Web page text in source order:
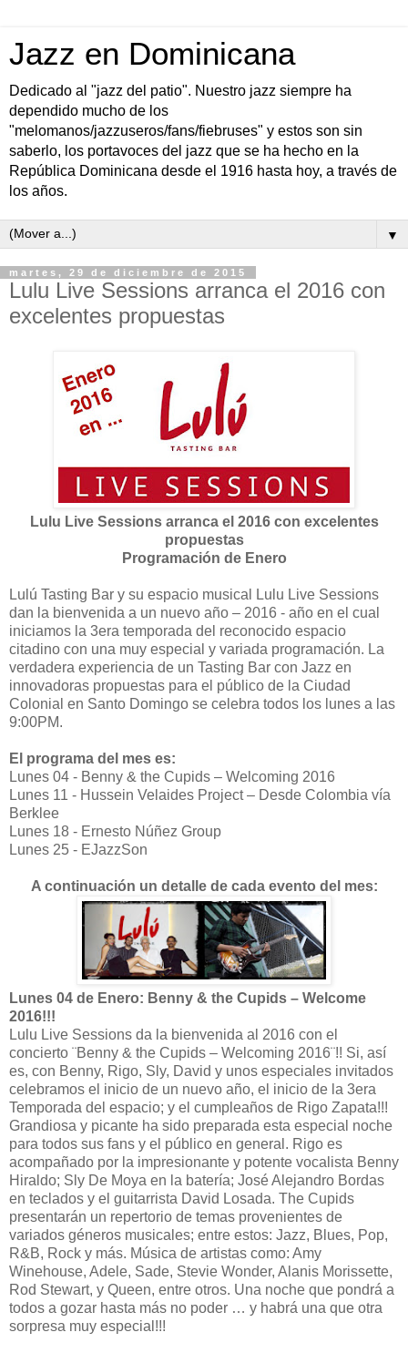
Jazz en Dominicana
Dedicado al "jazz del patio". Nuestro jazz siempre ha
dependido mucho de los
"melomanos/jazzuseros/fans/fiebruses" y estos son sin
saberlo, los portavoces del jazz que se ha hecho en la
República Dominicana desde el 1916 hasta hoy, a través de
los años.
▼
martes, 29 de diciembre de 2015
Lulu Live Sessions arranca el 2016 con
excelentes propuestas
Lulu Live Sessions arranca el 2016 con excelentes
propuestas
Programación de Enero
Lulú Tasting Bar y su espacio musical Lulu Live Sessions
dan la bienvenida a un nuevo año – 2016 - año en el cual
iniciamos la 3era temporada del reconocido espacio
citadino con una muy especial y variada programación. La
verdadera experiencia de un Tasting Bar con Jazz en
innovadoras propuestas para el público de la Ciudad
Colonial en Santo Domingo se celebra todos los lunes a las
9:00PM.
El programa del mes es:
Lunes 04 - Benny & the Cupids – Welcoming 2016
Lunes 11 - Hussein Velaides Project – Desde Colombia vía
Berklee
Lunes 18 - Ernesto Núñez Group
Lunes 25 - EJazzSon
A continuación un detalle de cada evento del mes:
Lunes 04 de Enero: Benny & the Cupids – Welcome
2016!!!
Lulu Live Sessions da la bienvenida al 2016 con el
concierto ¨Benny & the Cupids – Welcoming 2016¨!! Si, así
es, con Benny, Rigo, Sly, David y unos especiales invitados
celebramos el inicio de un nuevo año, el inicio de la 3era
Temporada del espacio; y el cumpleaños de Rigo Zapata!!!
Grandiosa y picante ha sido preparada esta especial noche
para todos sus fans y el público en general. Rigo es
acompañado por la impresionante y potente vocalista Benny
Hiraldo; Sly De Moya en la batería; José Alejandro Bordas
en teclados y el guitarrista David Losada. The Cupids
presentarán un repertorio de temas provenientes de
variados géneros musicales; entre estos: Jazz, Blues, Pop,
R&B, Rock y más. Música de artistas como: Amy
Winehouse, Adele, Sade, Stevie Wonder, Alanis Morissette,
Rod Stewart, y Queen, entre otros. Una noche que pondrá a
todos a gozar hasta más no poder … y habrá una que otra
sorpresa muy especial!!!